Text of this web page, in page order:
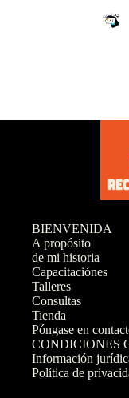
BIENVENIDA
A propósito
de mi historia
Capacitaciónes
Talleres
Consultas
Tienda
Póngase en
CONDICIONES
Información
Política de